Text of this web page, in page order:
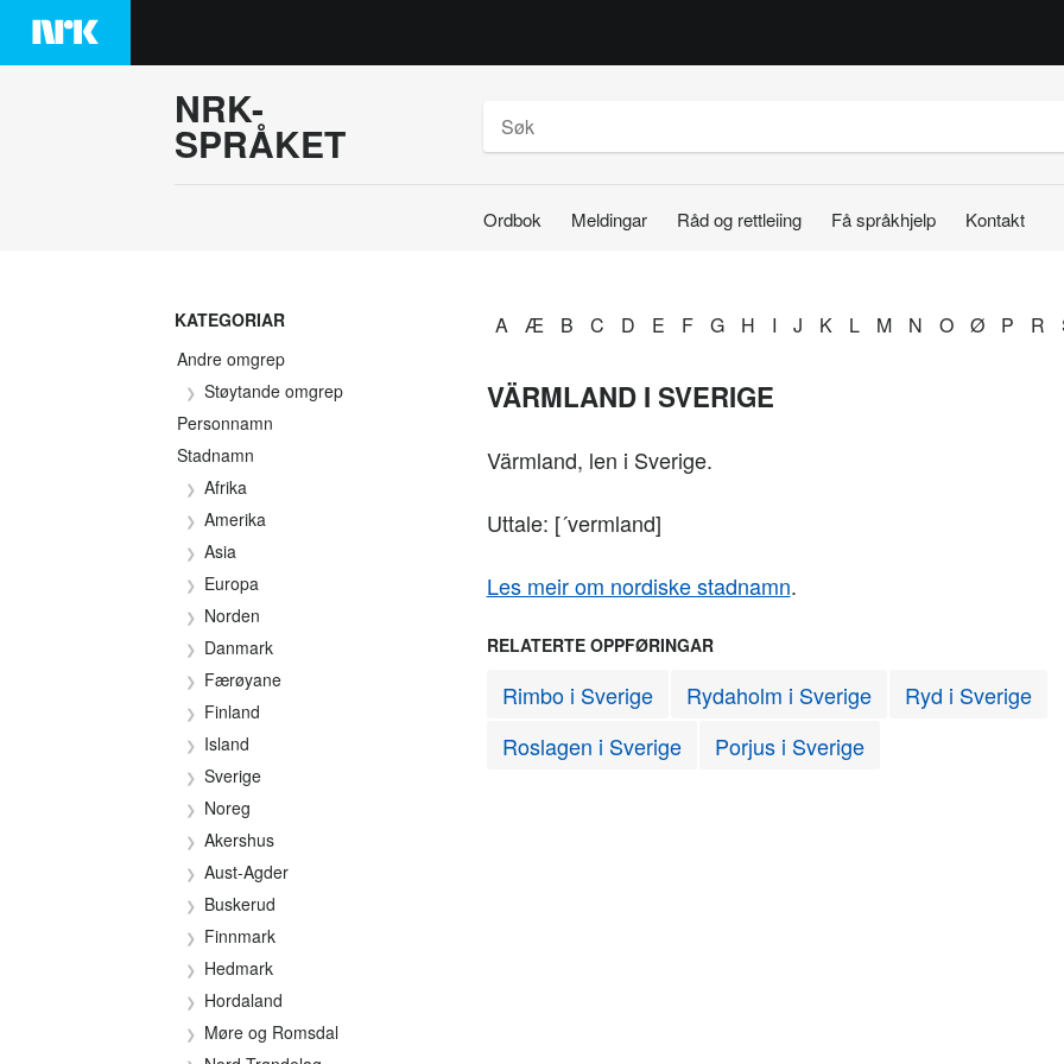
Hopp
innhaldet
NRK-
SPRÅKET
Ordbok Meldingar Råd og rettleiing Få språkhjelp Kontakt
KATEGORIAR
Andre omgrep
Støytande omgrep
Personnamn
Stadnamn
Afrika
Amerika
Asia
Europa
Norden
Danmark
Færøyane
Finland
Island
Sverige
Noreg
Akershus
Aust-Agder
Buskerud
Finnmark
Hedmark
Hordaland
Møre og Romsdal
A Æ B C D E F G H I J K L M N O Ø P R
VÄRMLAND I SVERIGE
Värmland, len i Sverige.
Uttale: [´vermland]
Les meir om nordiske stadnamn.
RELATERTE OPPFØRINGAR
Rimbo i Sverige Rydaholm i Sverige
Ryd i Sverige
Roslagen i Sverige
Porjus i Sverige